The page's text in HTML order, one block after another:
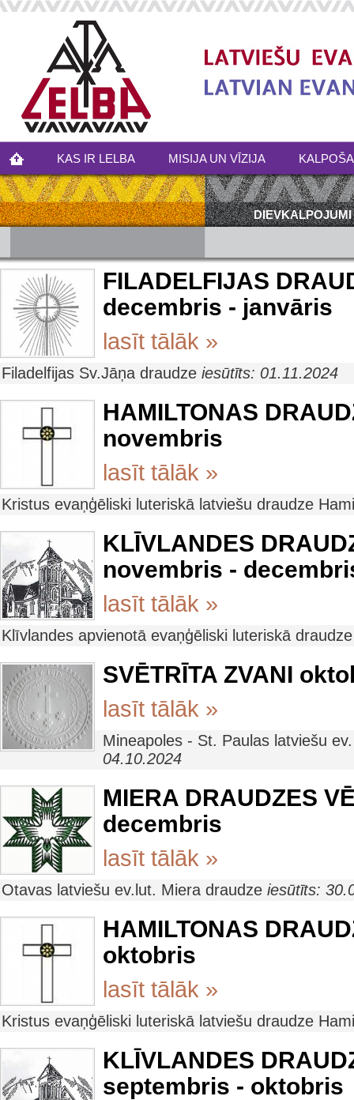
KAS IR LELBA MISIJA UN VĪZIJA
DIEVKALPOJUMI
FILADELFIJAS
decembris - janvāris
lasīt tālāk »
Filadelfijas Sv.Jāņa draudze iesūtīts: 01.11.2024
HAMILTONAS
novembris
lasīt tālāk »
Kristus evaņģēliski luteriskā latviešu draudze
KLĪVLANDES
novembris -
lasīt tālāk »
Klīvlandes apvienotā evaņģēliski luteriskā
SVĒTRĪTA ZVANI
lasīt tālāk »
Mineapoles - St. Paulas latviešu
04.10.2024
MIERA DRAUDZES
decembris
lasīt tālāk »
Otavas latviešu ev.lut. Miera draudze iesūtīts:
HAMILTONAS
oktobris
lasīt tālāk »
Kristus evaņģēliski luteriskā latviešu draudze
KLĪVLANDES
septembris - oktobris